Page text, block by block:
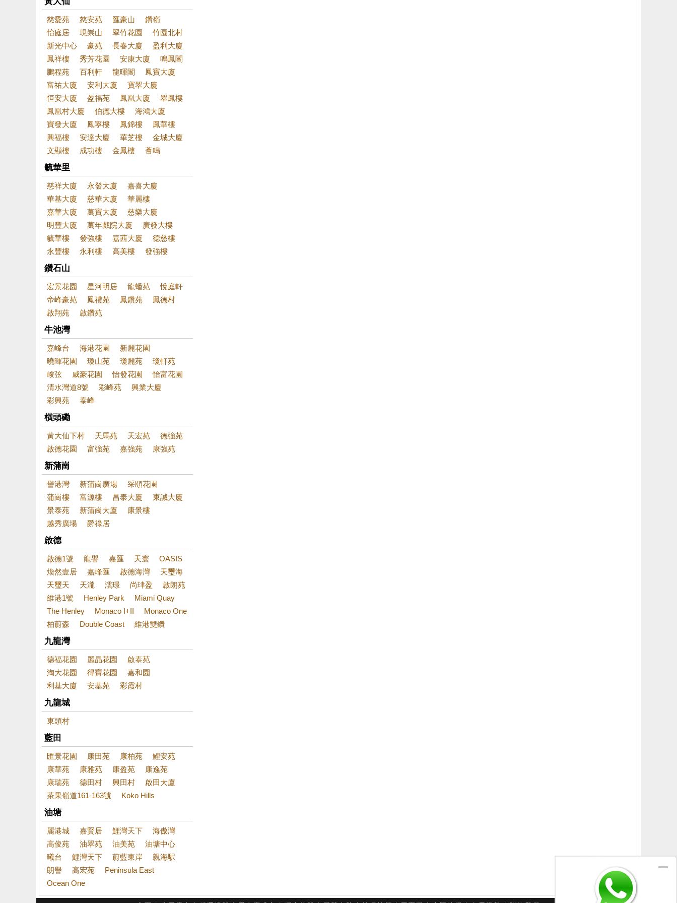
慈愛苑 慈安苑 匯豪山
鑽嶺
怡庭居
現崇山 翠竹花園
竹園北村
新光中心
豪苑 長春大廈
盈利大廈
鳳祥樓
秀芳花園 安康大廈
鳴鳳閣
鵬程苑
百利軒 龍暉閣
鳳寶大廈
富祐大廈
安利大廈
寶翠大廈
恒安大廈
盈福苑 鳳凰大廈
翠鳳樓
鳳凰村大廈
伯德大樓
海鴻大廈
寶發大廈
鳳寧樓 鳳錦樓
鳳華樓
興福樓
安達大廈 華芝樓
金城大廈
文顯樓
成功樓 金鳳樓 薈鳴
毓華里
慈祥大廈 永發大廈
嘉喜大廈
華基大廈
慈華大廈
華麗樓
嘉華大廈
萬寶大廈
慈樂大廈
明豐大廈
萬年戲院大廈
廣發大樓
毓華樓
發強樓 嘉茜大廈
德慈樓
永豐樓
永利樓 高美樓 發強樓
鑽石山
宏景花園 星河明居 龍蟠苑
悅庭軒
帝峰豪苑
鳳禮苑 鳳鑽苑
鳳德村
啟翔苑
啟鑽苑
牛池灣
嘉峰台 海港花園
新麗花園
曉暉花園
瓊山苑 瓊麗苑
瓊軒苑
峻弦
威豪花園 怡發花園
怡富花園
清水灣道8號
彩峰苑
興業大廈
彩興苑
泰峰
橫頭磡
黃大仙下村 天馬苑 天宏苑
德強苑
啟德花園
富強苑 嘉強苑 康強苑
新蒲崗
譽港灣 新蒲崗廣場
采頤花園
蒲崗樓
富源樓 昌泰大廈
東誠大廈
景泰苑
新蒲崗大廈
康景樓
越秀廣場
爵祿居
啟德
啟德1號 龍譽 嘉匯 天寰
OASIS
煥然壹居
嘉峰匯 啟德海灣
天璽海
天璽天
天瀧 澐璟 尚珒盈
啟朗苑
維港1號
Henley Park
Miami Quay
The Henley
Monaco I+II
Monaco One
柏蔚森
Double Coast 維港雙鑽
九龍灣
德福花園 麗晶花園
啟泰苑
淘大花園
得寶花園
嘉和園
利基大廈
安基苑 彩霞村
九龍城
東頭村
藍田
匯景花園 康田苑 康柏苑
鯉安苑
康華苑
康雅苑 康盈苑
康逸苑
康瑞苑
德田村 興田村
啟田大廈
茶果嶺道161-163號
Koko Hills
油塘
麗港城 嘉賢居 鯉灣天下
海傲灣
高俊苑
油翠苑 油美苑
油塘中心
曦台
鯉灣天下 蔚藍東岸
親海駅
朗譽
高宏苑
Peninsula East
Ocean One